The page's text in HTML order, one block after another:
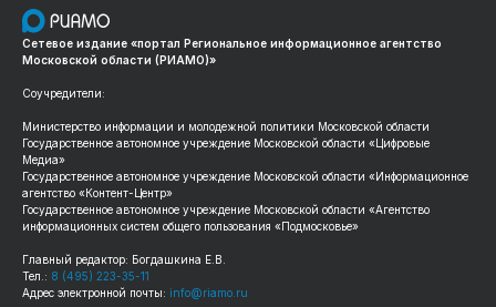
Сетевое издание «портал Региональное информационное агентство
Московской области (РИАМО)»
Соучредители:
Министерство информации и молодежной политики Московской области
Государственное автономное учреждение Московской области «Цифровые
Медиа»
Государственное автономное учреждение Московской области «Информационное
агентство «Контент-Центр»
Государственное автономное учреждение Московской области «Агентство
информационных систем общего пользования «Подмосковье»
Главный редактор: Богдашкина Е.В.
Тел.: 8 (495) 223-35-11
Адрес электронной почты: info@riamo.ru